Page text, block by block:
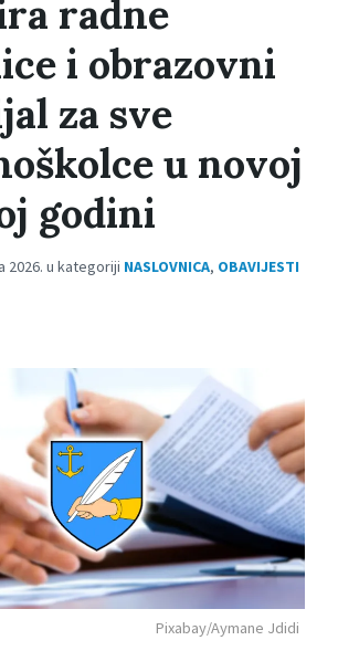
radne
i obrazovni
za sve
u novoj
godini
2026. u kategoriji NASLOVNICA, OBAVIJESTI
Pixabay/Aymane Jdidi